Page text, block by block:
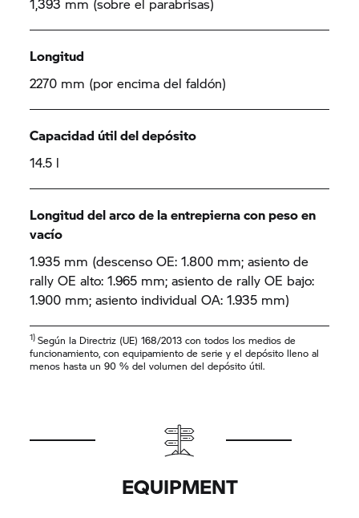
Longitud
2270 mm (por encima del faldón)
Capacidad útil del depósito
14.5 l
Longitud del arco de la entrepierna con peso en
vacío
1.935 mm (descenso OE: 1.800 mm; asiento de
rally OE alto: 1.965 mm; asiento de rally OE bajo:
1.900 mm; asiento individual OA: 1.935 mm)
1)Según la Directriz (UE) 168/2013 con todos los medios de
funcionamiento, con equipamiento de serie y el depósito lleno al
menos hasta un 90 % del volumen del depósito útil.
EQUIPMENT